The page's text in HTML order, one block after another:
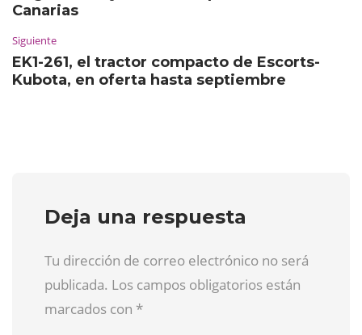
Canarias
Siguiente
EK1-261, el tractor compacto de Escorts-
Kubota, en oferta hasta septiembre
Deja una respuesta
Tu dirección de correo electrónico no será
publicada. Los campos obligatorios están
marcados con *